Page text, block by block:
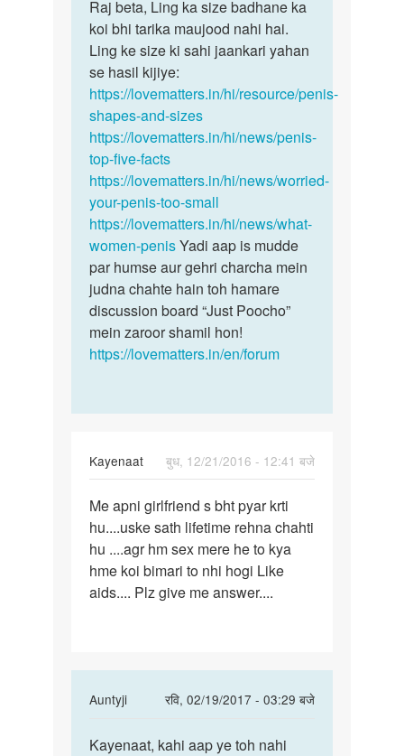
to
Aunty..ji
mera
penis
sirf
4
by
Raj
123
Raj
beta,
Ling
ka
size
Raj beta, Ling ka size badhane ka
koi bhi tarika maujood nahi hai.
Ling ke size ki sahi jaankari yahan
se hasil kijiye:
https://lovematters.in/hi/resource/penis-
shapes-and-sizes
https://lovematters.in/hi/news/penis-
top-five-facts
https://lovematters.in/hi/news/worried-
your-penis-too-small
https://lovematters.in/hi/news/what-
women-penisYadi aap is mudde
par humse aur gehri charcha mein
judna chahte hain toh hamare
discussion board “Just Poocho”
mein zaroor shamil hon!
https://lovematters.in/en/forum
Kayenaat
बुध, 12/21/2016 - 12:41 बजे
Me
apni
girlfriend
s
bht
Me apni girlfriend s bht pyar krti
hu....uske sath lifetime rehna chahti
hu ....agr hm sex mere he to kya
hme koi bimari to nhi hogi Like
aids.... Plz give me answer....
Auntyji
रवि, 02/19/2017 - 03:29 बजे
In
to
Kayenaat,
Kayenaat, kahi aap ye toh nahi